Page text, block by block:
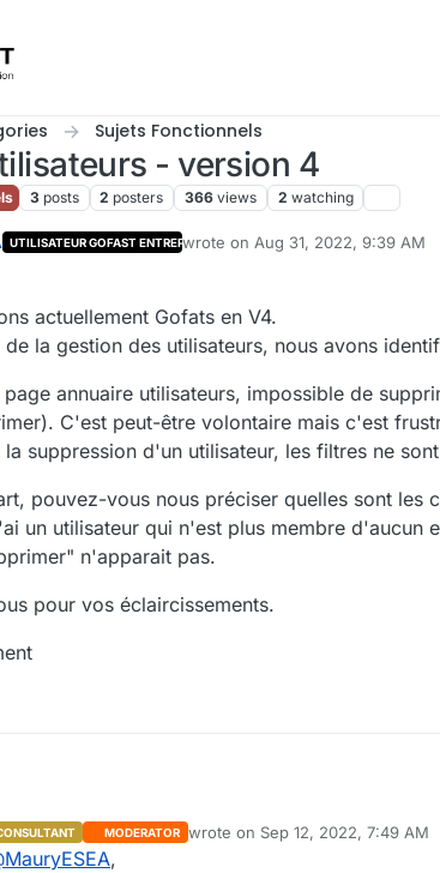
Sujets Fonctionnels
- version 4
3 posts 2 posters 366 views 2 watching
UTILISATEUR GOFAST ENTREPRISEwrote on Aug 31, 2022, 9:39 AM
last edited by
actuellement Gofats en V4.
de la gestion des utilisateurs, nous avons
page annuaire utilisateurs, impossible de
C'est peut-être volontaire mais c'est
la suppression d'un utilisateur, les filtres ne
pouvez-vous nous préciser quelles sont les
un utilisateur qui n'est plus membre d'aucun
n'apparait pas.
pour vos éclaircissements.
MODERATOR wrote on Sep 12, 2022, 7:49 AM
last edited by
MauryESEA,